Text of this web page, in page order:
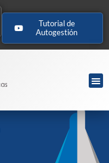
Tutorial de
Autogestión